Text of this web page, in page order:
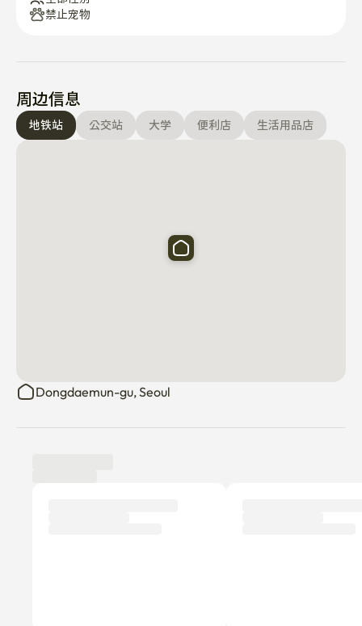
🍳 共享厨房
洗衣机和烘干机可供使用
提供的餐具和厨具
----------------------------------------------------------
你需要的一切——从新鲜的床单到温暖的淋浴——都已经为
在首尔市中心享受一个干净、安静且便捷的住宿 🌿
禁止宠物
周边信息
地铁站 公交站 大学 便利店 生活用品店
Dongdaemun-gu, Seoul